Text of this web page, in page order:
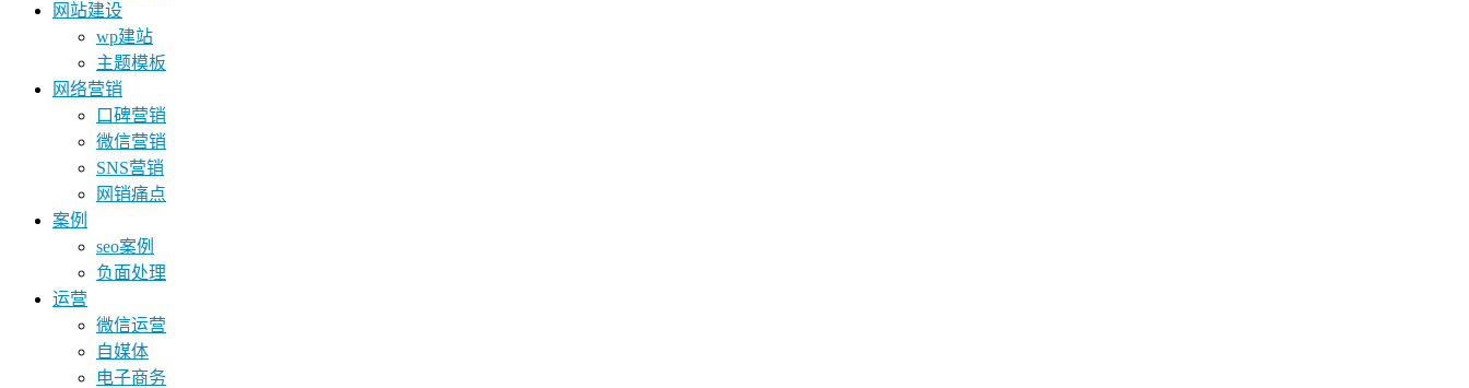
网站建设
wp建站
主题模板
网络营销
口碑营销
微信营销
SNS营销
网销痛点
案例
seo案例
负面处理
运营
微信运营
自媒体
电子商务